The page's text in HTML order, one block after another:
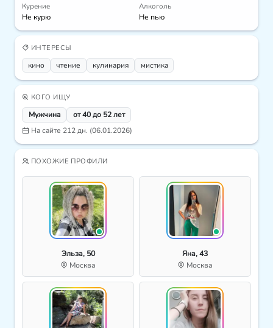
Курение
Не курю
Алкоголь
Не пью
ИНТЕРЕСЫ
кино чтение кулинария мистика
КОГО ИЩУ
Мужчина
от 40 до 52 лет
На сайте 212 дн. (06.01.2026)
ПОХОЖИЕ ПРОФИЛИ
Эльза, 50
Москва
Яна, 43
Москва